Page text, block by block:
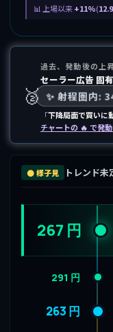
上場以来+11%(
🥈
過去、発動後の上
セーラー広告 固
✨ 射程圏内:
「下降局面で買いに
チャートの 🔥 で発
⚫ 様子見 トレンド
267 円
291 円
263 円